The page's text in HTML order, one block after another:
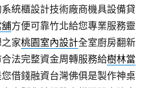
統櫃設計技術廠商機具設備貸
方便可靠竹北給您專業服務靈
家桃園室內設計全室廚房翻新
法完整資金周轉服務給樹林當
借錢融資台灣佛俱是製作神桌